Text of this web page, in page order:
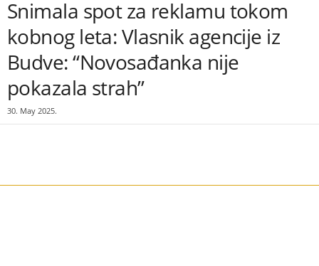
Snimala spot za reklamu tokom
kobnog leta: Vlasnik agencije iz
Budve: “Novosađanka nije
pokazala strah”
30. May 2025.